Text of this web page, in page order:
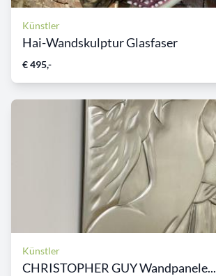
Künstler
Hai-Wandskulptur Glasfaser
€ 495,-
Künstler
CHRISTOPHER GUY Wandpanele...